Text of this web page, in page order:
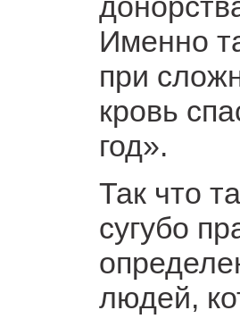
Именно
при
кровь
год».
Так что
сугубо
людей,